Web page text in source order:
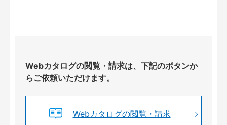
Webカタログの閲覧・請求は、下記のボタンか
らご依頼いただけます。
Webカタログの閲覧・請求